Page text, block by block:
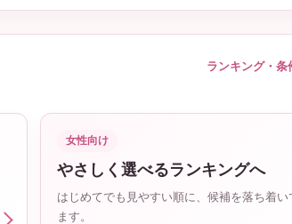
ランキング・条
女性向け
やさしく選べるランキングへ
はじめてでも見やすい順に、候補を落ち着い
ます。